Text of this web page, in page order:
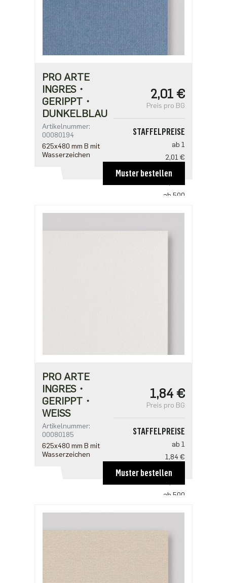
PRO ARTE
INGRES・
GERIPPT・
DUNKELBLAU
Artikelnummer:
00080194
625x480 mm B mit
Wasserzeichen
2,01 €
Preis pro BG
STAFFELPREISE
ab 1
2,01 €
ab 100
ab 500
0,85 €
Muster bestellen
PRO ARTE
INGRES・
GERIPPT・
WEISS
Artikelnummer:
00080185
625x480 mm B mit
Wasserzeichen
1,84 €
Preis pro BG
STAFFELPREISE
ab 1
1,84 €
ab 100
ab 500
0,78 €
Muster bestellen